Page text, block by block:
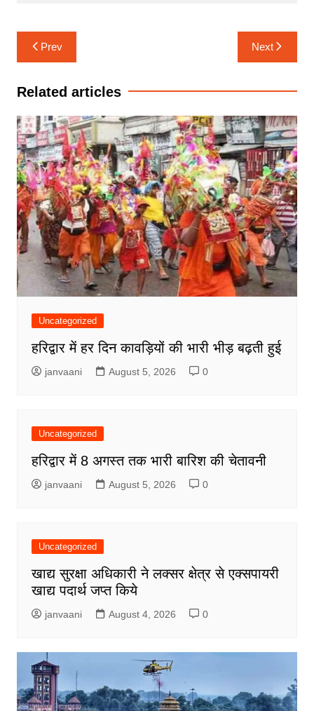
Post
navigation
Prev Next
Related articles
Uncategorized
हरिद्वार में हर दिन कावड़ियों की भारी भीड़ बढ़ती हुई
janvaani August 5, 2026 0
Uncategorized
हरिद्वार में 8 अगस्त तक भारी बारिश की चेतावनी
janvaani August 5, 2026 0
Uncategorized
खाद्य सुरक्षा अधिकारी ने लक्सर क्षेत्र से एक्सपायरी
खाद्य पदार्थ जप्त किये
janvaani August 4, 2026 0